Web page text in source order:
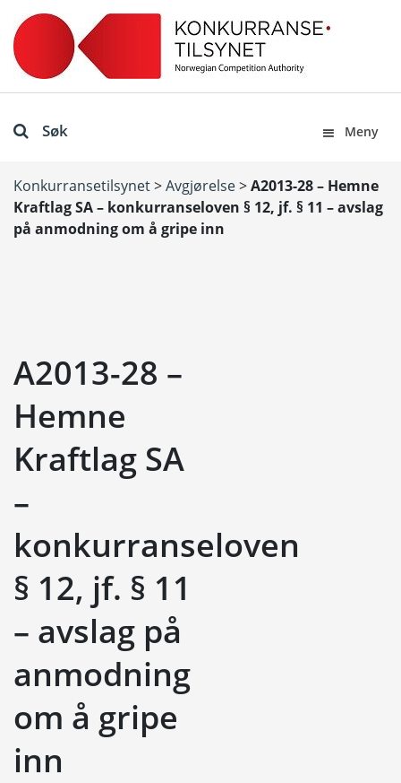
Søk Meny
Konkurransetilsynet>Avgjørelse>A2013-28 – Hemne
Kraftlag SA – konkurranseloven § 12, jf. § 11 – avslag
på anmodning om å gripe inn
A2013-28 –
Hemne
Kraftlag SA
–
konkurranseloven
§ 12, jf. § 11
– avslag på
anmodning
om å gripe
inn